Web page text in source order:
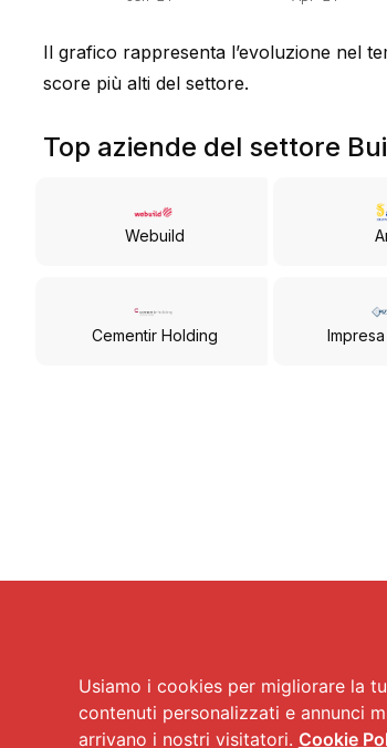
Usiamo i cookies per migliorare la
contenuti personalizzati e annunci
arrivano i nostri visitatori. Cookie
Il grafico rappresenta l’evoluzione nel
score più alti del settore.
Top aziende del settore
Webuild
Cementir Holding